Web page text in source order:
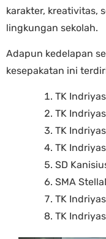
karakter, kreativitas,
lingkungan sekolah.
Adapun kedelapan
kesepakatan ini
TK
TK
TK
TK
SD
SMA
TK
TK